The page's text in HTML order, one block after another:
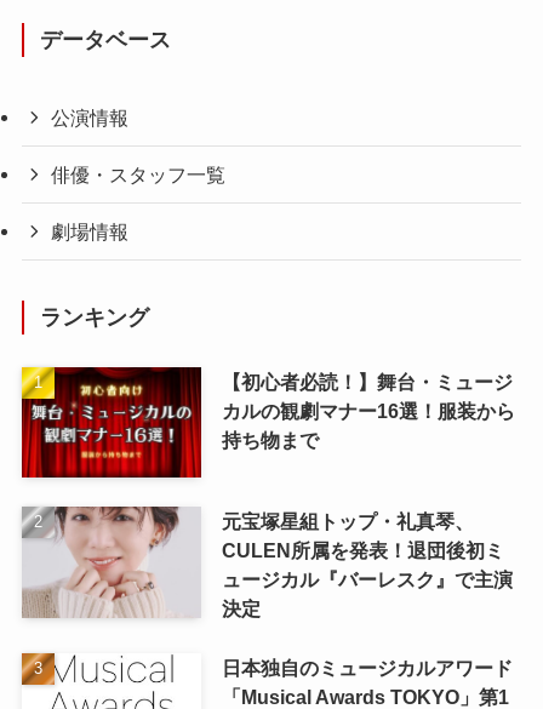
データベース
公演情報
俳優・スタッフ一覧
劇場情報
ランキング
【初心者必読！】舞台・ミュージ
カルの観劇マナー16選！服装から
持ち物まで
元宝塚星組トップ・礼真琴、
CULEN所属を発表！退団後初ミ
ュージカル『バーレスク』で主演
決定
日本独自のミュージカルアワード
「Musical Awards TOKYO」第1